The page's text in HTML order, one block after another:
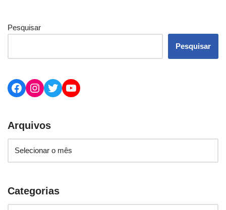
Pesquisar
Pesquisar
Arquivos
Categorias